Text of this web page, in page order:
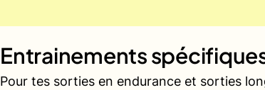
Entrainements
Pour tes sorties en endurance et sorties